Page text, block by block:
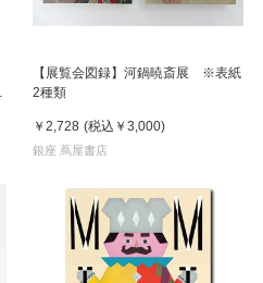
【展覧会図録】河鍋暁斎展 ※表紙
2種類
￥2,728 (税込 ￥3,000)
銀座 蔦屋書店